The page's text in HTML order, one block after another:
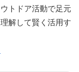
トドア活動で足元
解して賢く活用す